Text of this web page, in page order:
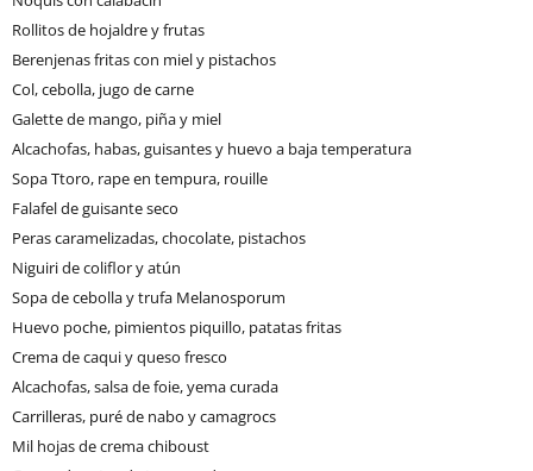
Rollitos de hojaldre y frutas
Berenjenas fritas con miel y pistachos
Col, cebolla, jugo de carne
Galette de mango, piña y miel
Alcachofas, habas, guisantes y huevo a baja temperatura
Sopa Ttoro, rape en tempura, rouille
Falafel de guisante seco
Peras caramelizadas, chocolate, pistachos
Niguiri de coliflor y atún
Sopa de cebolla y trufa Melanosporum
Huevo poche, pimientos piquillo, patatas fritas
Crema de caqui y queso fresco
Alcachofas, salsa de foie, yema curada
Carrilleras, puré de nabo y camagrocs
Mil hojas de crema chiboust